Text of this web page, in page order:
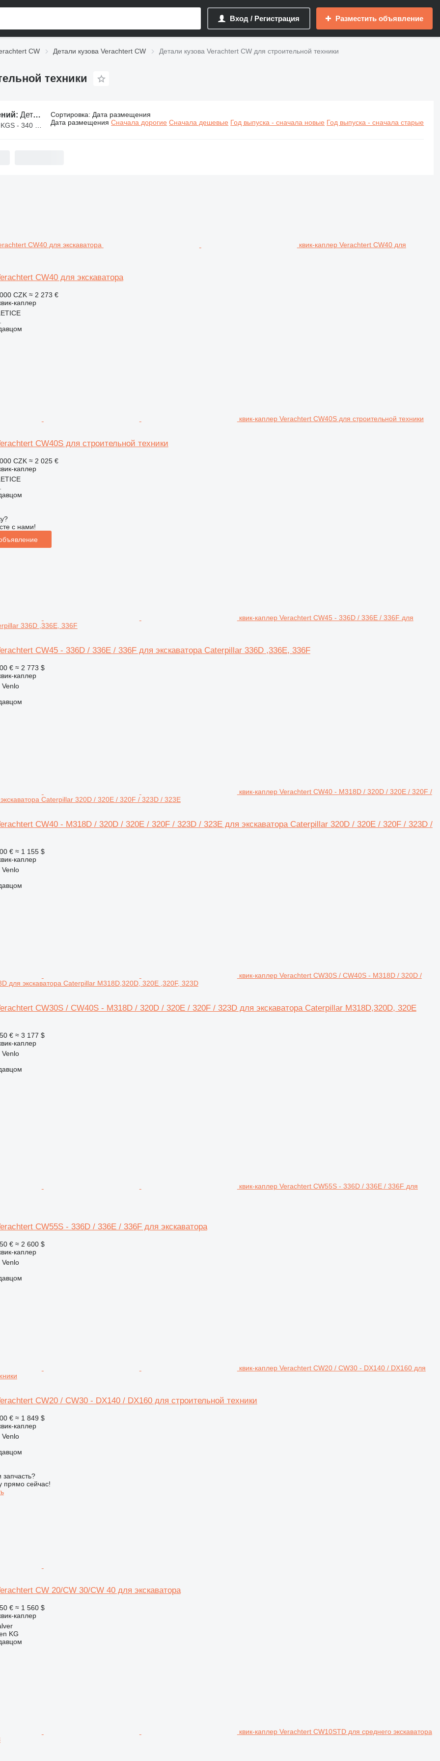
Вход / Регистрация Разместить объявление
CW Детали кузова Verachtert CW Детали кузова Verachtert CW для строительной техники
техники
Детали кузова Verachtert CW для строительной техники
- 340 000 KGS
Сортировка: Дата размещения
Дата размещения Сначала дорогие Сначала дешевые Год выпуска - сначала новые Год выпуска - сначала старые
квик-каплер Verachtert CW40 для
CW40 для экскаватора
CZK ≈ 2 273 €
каплер
квик-каплер Verachtert CW40S для строительной техники
CW40S для строительной техники
CZK ≈ 2 025 €
каплер
с нами!
квик-каплер Verachtert CW45 - 336D / 336E / 336F для
336D ,336E, 336F
CW45 - 336D / 336E / 336F для экскаватора Caterpillar 336D ,336E, 336F
€ ≈ 2 773 $
каплер
квик-каплер Verachtert CW40 - M318D / 320D / 320E / 320F /
Caterpillar 320D / 320E / 320F / 323D / 323E
CW40 - M318D / 320D / 320E / 320F / 323D / 323E для экскаватора Caterpillar 320D / 320E / 320F / 323D /
€ ≈ 1 155 $
каплер
квик-каплер Verachtert CW30S / CW40S - M318D / 320D /
для экскаватора Caterpillar M318D,320D, 320E ,320F, 323D
CW30S / CW40S - M318D / 320D / 320E / 320F / 323D для экскаватора Caterpillar M318D,320D, 320E
€ ≈ 3 177 $
каплер
квик-каплер Verachtert CW55S - 336D / 336E / 336F для
CW55S - 336D / 336E / 336F для экскаватора
€ ≈ 2 600 $
каплер
квик-каплер Verachtert CW20 / CW30 - DX140 / DX160 для
CW20 / CW30 - DX140 / DX160 для строительной техники
€ ≈ 1 849 $
каплер
прямо сейчас!
CW 20/CW 30/CW 40 для экскаватора
€ ≈ 1 560 $
каплер
KG
квик-каплер Verachtert CW10STD для среднего экскаватора